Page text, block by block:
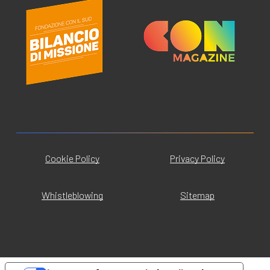
Cookie Policy Privacy Policy
Whistleblowing Sitemap